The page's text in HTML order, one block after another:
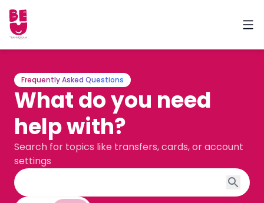
Frequently Asked Questions
What do you need
help with?
Search for topics like transfers, cards, or account
settings